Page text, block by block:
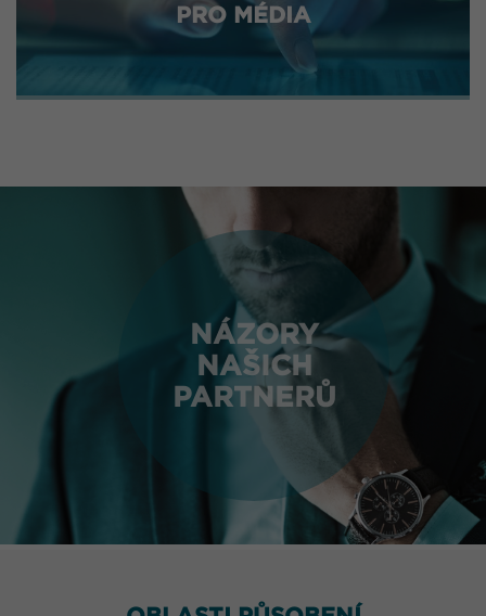
PRO MÉDIA
NÁZORY
NAŠICH
PARTNERŮ